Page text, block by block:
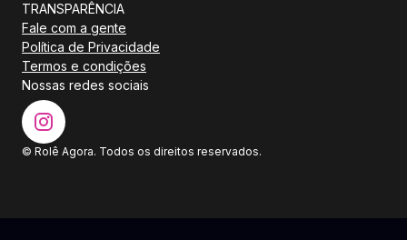
TRANSPARÊNCIA
Fale com a gente
Política de Privacidade
Termos e condições
Nossas redes sociais
© Rolê Agora. Todos os direitos reservados.